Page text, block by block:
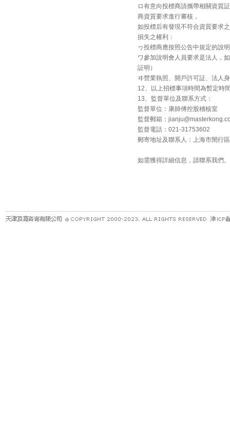
ロ有意向投標商請攜帶相關資質
商資質要求進行審核，
如投標后有發現不符合資質要求
損失之權利﹔
ヮ投標商應按照公告中規定的說
ワ參加說明會人員要求是法人，
証明）
ヰ營業執照、開戶許可証、法人
12、以上招標事項時間為暫定時
13、監督單位及聯系方式：
監督單位：康師傅控股稽核室
監督郵箱：
監督電話：021-31753602
郵寄地址及聯系人：上海市閔行
如需獲得詳細信息，請聯系我們。